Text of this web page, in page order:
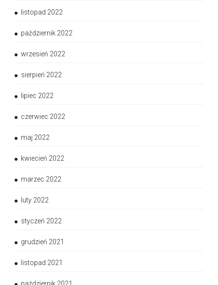
listopad 2022
październik 2022
wrzesień 2022
sierpień 2022
lipiec 2022
czerwiec 2022
maj 2022
kwiecień 2022
marzec 2022
luty 2022
styczeń 2022
grudzień 2021
listopad 2021